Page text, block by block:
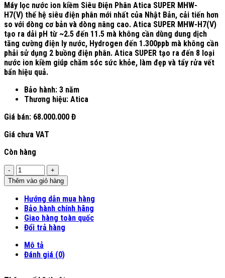
Máy lọc nước ion kiềm Siêu Điện Phân Atica SUPER MHW-
H7(V) thế hệ siêu điện phân mới nhất của Nhật Bản, cải tiến hơn
so với dòng cơ bản và dòng nâng cao. Atica SUPER MHW-H7(V)
tạo ra dải pH từ ~2.5 đến 11.5 mà không cần dùng dung dịch
tăng cường điện ly nước, Hydrogen đến 1.300ppb mà không cần
phải sử dụng 2 buồng điện phân. Atica SUPER tạo ra đến 8 loại
nước ion kiềm giúp chăm sóc sức khỏe, làm đẹp và tẩy rửa vết
bẩn hiệu quả.
Bảo hành: 3 năm
Thương hiệu: Atica
Giá bán: 68.000.000 Đ
Giá chưa VAT
Còn hàng
Số
lượng
Thêm vào giỏ hàng
Hướng dẫn mua hàng
Bảo hành chính hãng
Giao hàng toàn quốc
Đổi trả hàng
Mô tả
Đánh giá (0)